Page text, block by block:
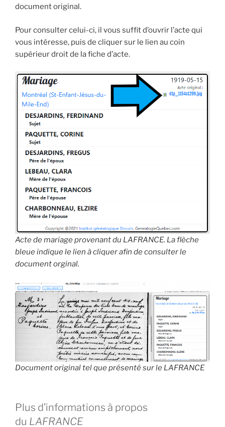
document original.
Pour consulter celui-ci, il vous suffit d’ouvrir l’acte qui
vous intéresse, puis de cliquer sur le lien au coin
supérieur droit de la fiche d’acte.
Acte de mariage provenant du LAFRANCE. La flèche
bleue indique le lien à cliquer afin de consulter le
document orginal.
Document original tel que présenté sur le LAFRANCE
Plus d’informations à propos
du LAFRANCE